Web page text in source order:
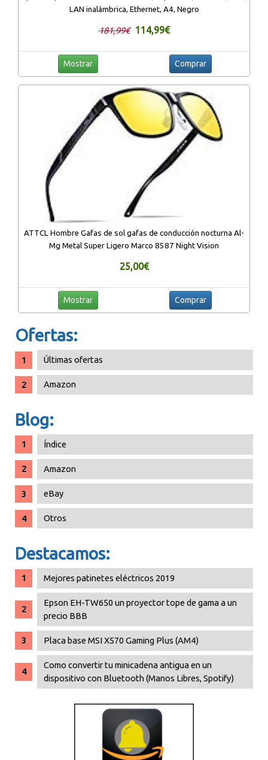
LAN inalámbrica, Ethernet, A4, Negro
181,99€ 114,99€
Mostrar Comprar
ATTCL Hombre Gafas de sol gafas de conducción nocturna Al-
Mg Metal Super Ligero Marco 8587 Night Vision
25,00€
Mostrar Comprar
Ofertas:
Últimas ofertas
Amazon
Blog:
Índice
Amazon
eBay
Otros
Destacamos:
Mejores patinetes eléctricos 2019
Epson EH-TW650 un proyector tope de gama a un
precio BBB
Placa base MSI X570 Gaming Plus (AM4)
Como convertir tu minicadena antigua en un
dispositivo con Bluetooth (Manos Libres, Spotify)